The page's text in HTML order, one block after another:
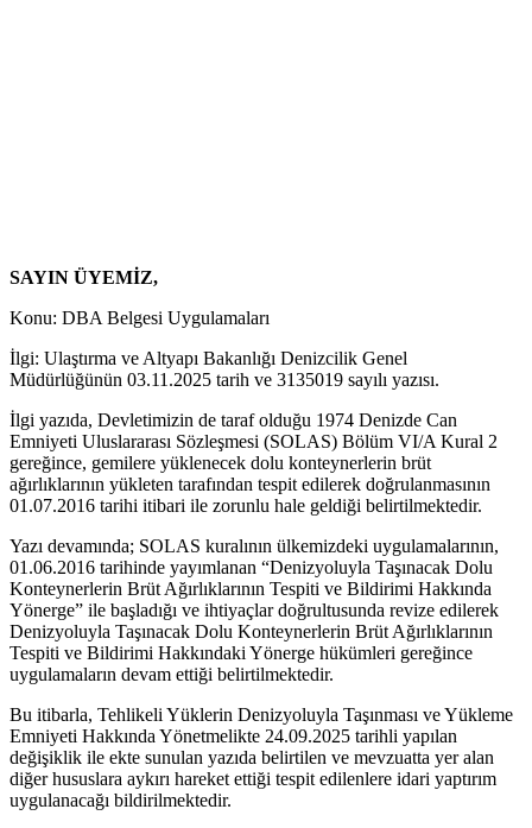
SAYIN ÜYEMİZ,
Konu: DBA Belgesi Uygulamaları
İlgi: Ulaştırma ve Altyapı Bakanlığı Denizcilik Genel
Müdürlüğünün 03.11.2025 tarih ve 3135019 sayılı yazısı.
İlgi yazıda, Devletimizin de taraf olduğu 1974 Denizde Can
Emniyeti Uluslararası Sözleşmesi (SOLAS) Bölüm VI/A Kural 2
gereğince, gemilere yüklenecek dolu konteynerlerin brüt
ağırlıklarının yükleten tarafından tespit edilerek doğrulanmasının
01.07.2016 tarihi itibari ile zorunlu hale geldiği belirtilmektedir.
Yazı devamında; SOLAS kuralının ülkemizdeki uygulamalarının,
01.06.2016 tarihinde yayımlanan “Denizyoluyla Taşınacak Dolu
Konteynerlerin Brüt Ağırlıklarının Tespiti ve Bildirimi Hakkında
Yönerge” ile başladığı ve ihtiyaçlar doğrultusunda revize edilerek
Denizyoluyla Taşınacak Dolu Konteynerlerin Brüt Ağırlıklarının
Tespiti ve Bildirimi Hakkındaki Yönerge hükümleri gereğince
uygulamaların devam ettiği belirtilmektedir.
Bu itibarla, Tehlikeli Yüklerin Denizyoluyla Taşınması ve Yükleme
Emniyeti Hakkında Yönetmelikte 24.09.2025 tarihli yapılan
değişiklik ile ekte sunulan yazıda belirtilen ve mevzuatta yer alan
diğer hususlara aykırı hareket ettiği tespit edilenlere idari yaptırım
uygulanacağı bildirilmektedir.